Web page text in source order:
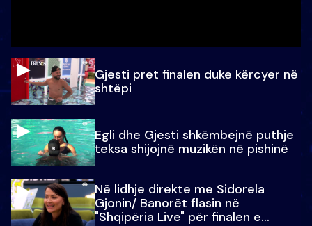
Gjesti pret finalen duke kërcyer në
shtëpi
Egli dhe Gjesti shkëmbejnë puthje
teksa shijojnë muzikën në pishinë
Në lidhje direkte me Sidorela
Gjonin/ Banorët flasin në
"Shqipëria Live" për finalen e